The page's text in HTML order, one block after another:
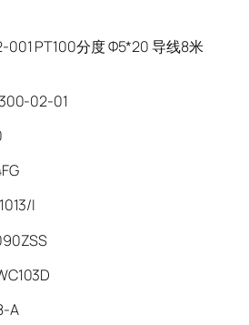
001 PT100分度 Φ5*20 导线8米
02-01
I
A